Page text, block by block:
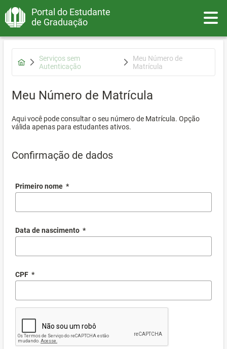
Portal do Estudante
de Graduação
Serviços sem
Autenticação
Meu Número de
Matrícula
Meu Número de Matrícula
Aqui você pode consultar o seu número de Matrícula. Opção
válida apenas para estudantes ativos.
Confirmação de dados
Primeiro nome *
Data de nascimento *
CPF *